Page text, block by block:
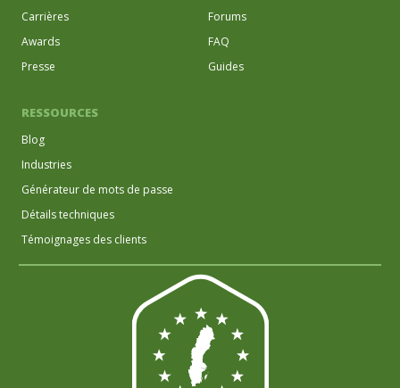
Carrières
Awards
Presse
Forums
FAQ
Guides
RESSOURCES
Blog
Industries
Générateur de mots de passe
Détails techniques
Témoignages des clients